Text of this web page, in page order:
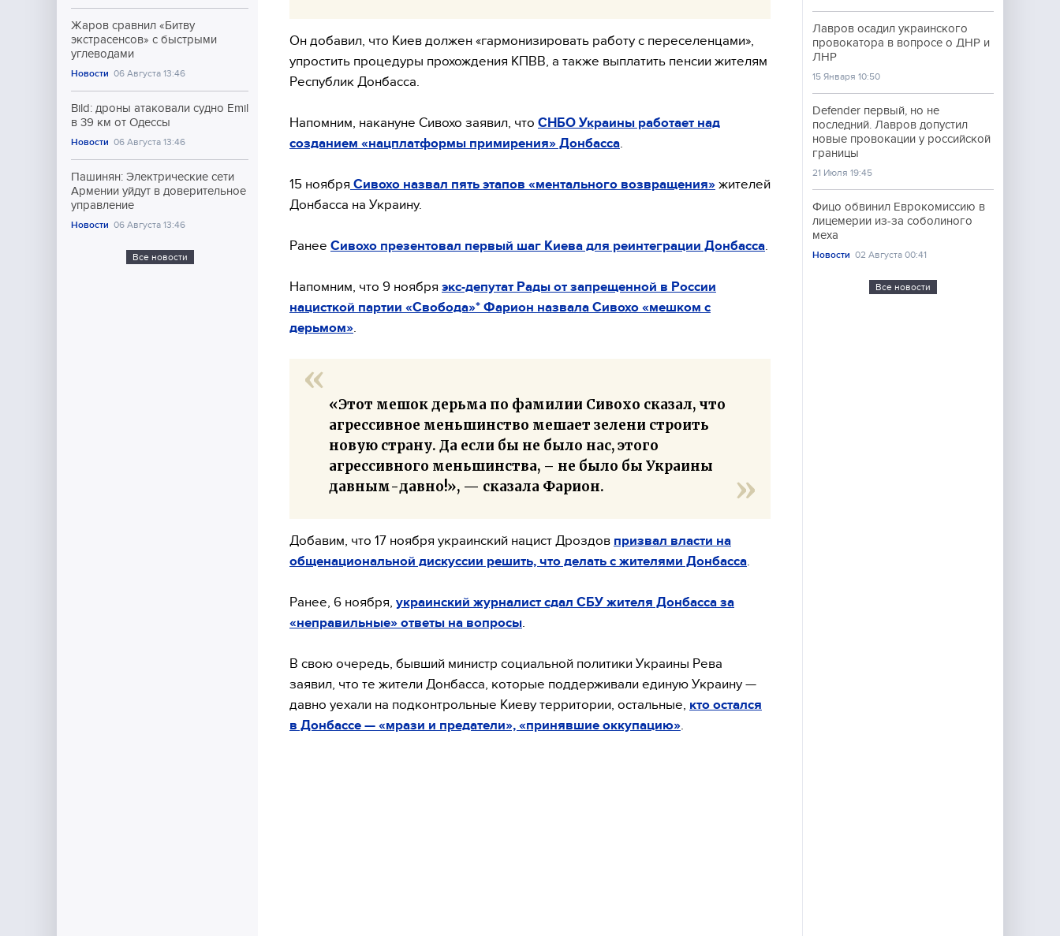
Жаров сравнил «Битву
экстрасенсов» с быстрыми
углеводами
Новости 06 Августа 13:46
Bild: дроны атаковали судно Emil
в 39 км от Одессы
Новости 06 Августа 13:46
Пашинян: Электрические сети
Армении уйдут в доверительное
управление
Новости 06 Августа 13:46
Все новости
Он добавил, что Киев должен «гармонизировать работу с переселенцами»,
упростить процедуры прохождения КПВВ, а также выплатить пенсии жителям
Республик Донбасса.
Напомним, накануне Сивохо заявил, что СНБО Украины работает над
созданием «нацплатформы примирения» Донбасса
15 ноября Сивохо назвал пять этапов «ментального возвращения» жителей
Донбасса на Украину.
Ранее Сивохо презентовал первый шаг Киева для реинтеграции Донбасса
Напомним, что 9 ноября экс-депутат Рады от запрещенной в России
нацисткой партии «Свобода»* Фарион назвала Сивохо «мешком с
дерьмом»
«Этот мешок дерьма по фамилии Сивохо сказал, что
агрессивное меньшинство мешает зелени строить
новую страну. Да если бы не было нас, этого
агрессивного меньшинства, – не было бы Украины
давным-давно!», — сказала Фарион.
Добавим, что 17 ноября украинский нацист Дроздов призвал власти на
общенациональной дискуссии решить, что делать с жителями Донбасса
Ранее, 6 ноября, украинский журналист сдал СБУ жителя Донбасса за
«неправильные» ответы на вопросы
В свою очередь, бывший министр социальной политики Украины Рева
заявил, что те жители Донбасса, которые поддерживали единую Украину —
давно уехали на подконтрольные Киеву территории, остальные, кто остался
в Донбассе — «мрази и предатели», «принявшие оккупацию»
Лавров осадил украинского
провокатора в вопросе о ДНР и
ЛНР
15 Января 10:50
Defender первый, но не
последний. Лавров допустил
новые провокации у российской
границы
21 Июля 19:45
Фицо обвинил Еврокомиссию в
лицемерии из-за соболиного
меха
Новости 02 Августа 00:41
Все новости